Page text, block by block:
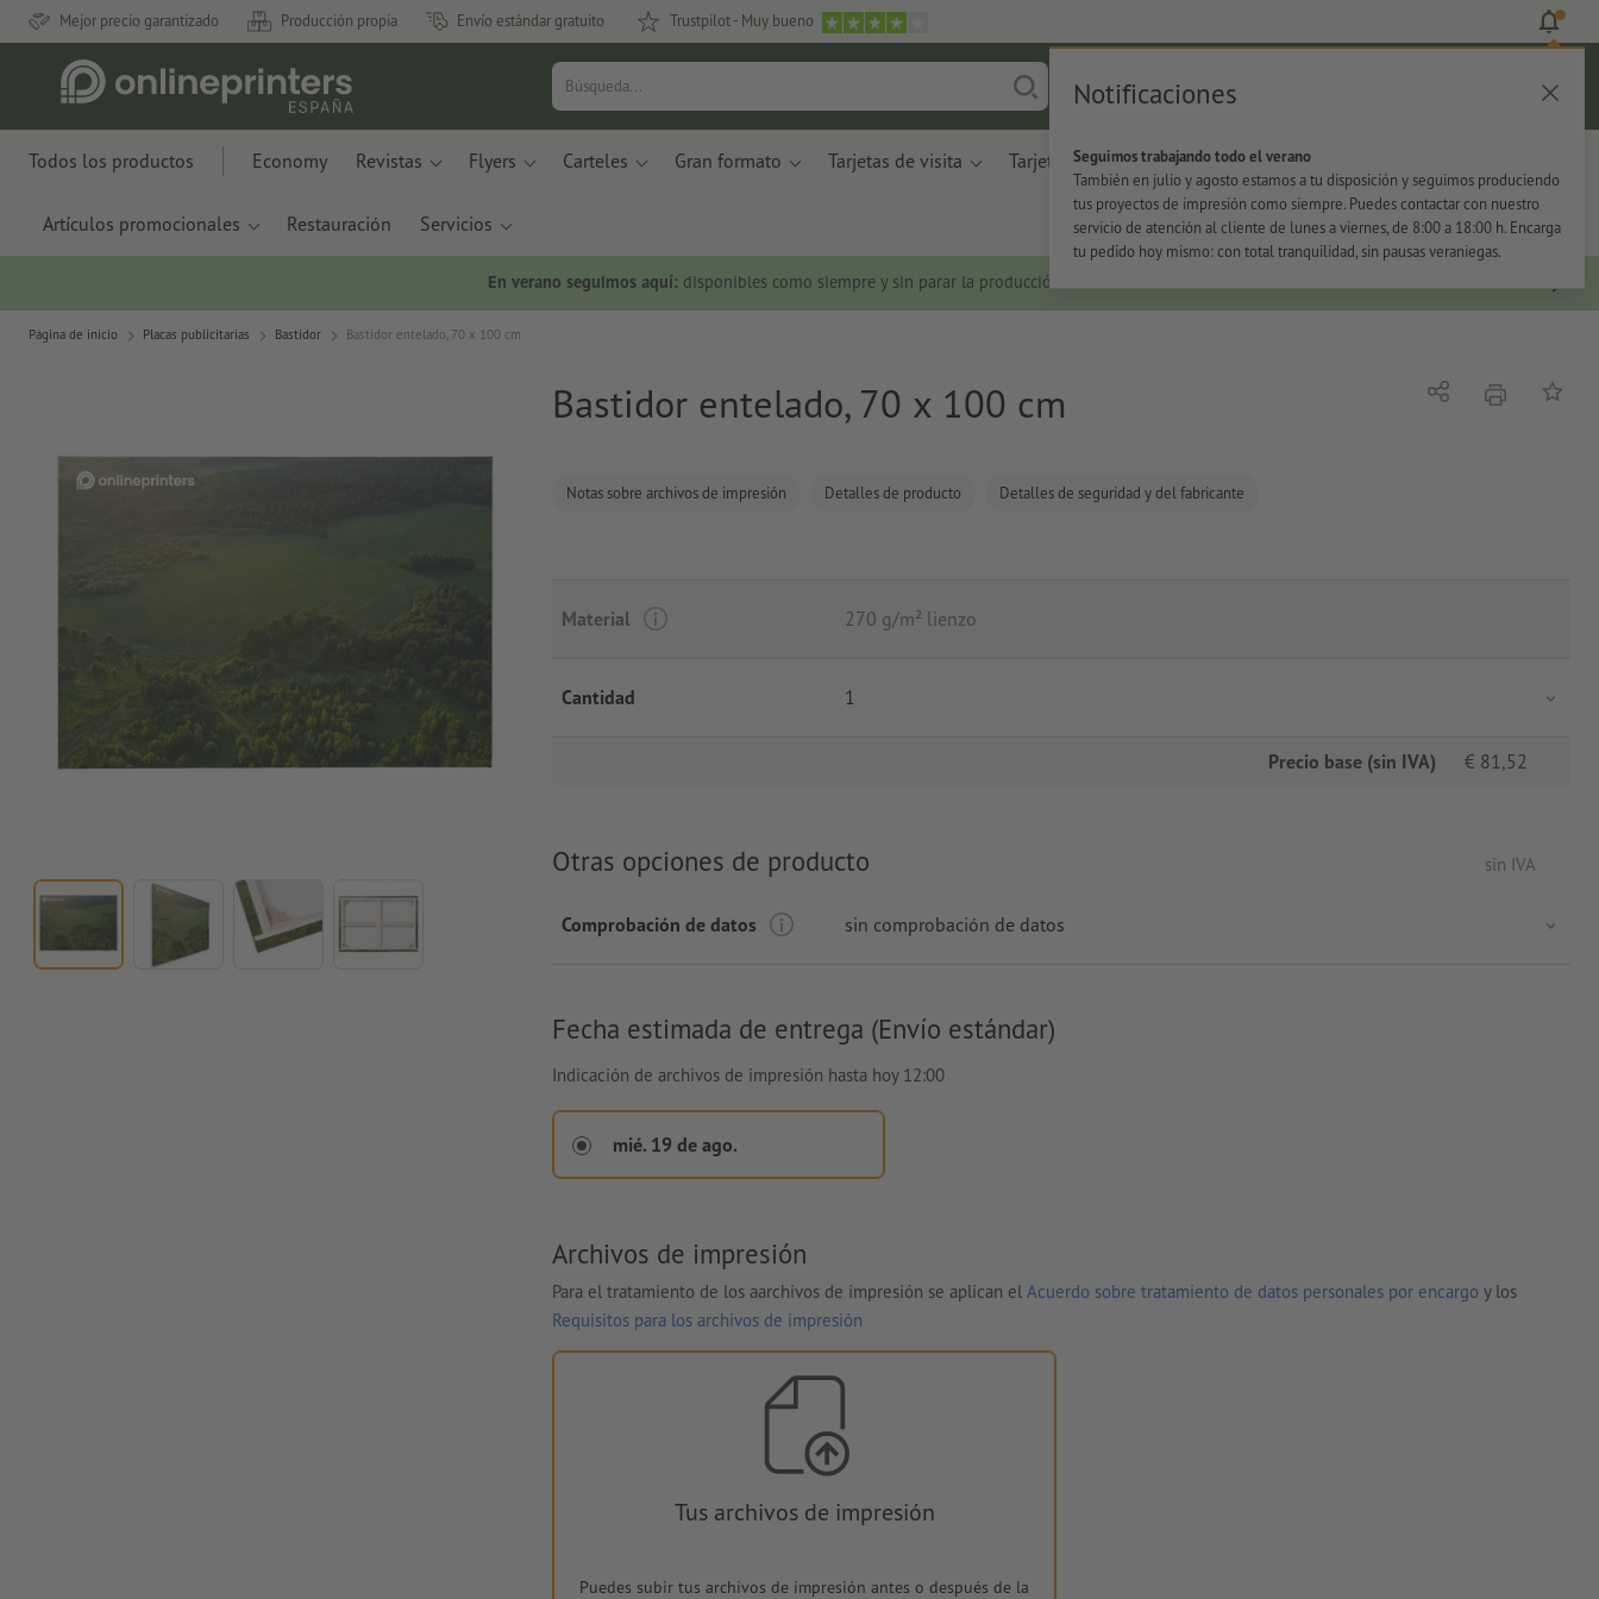
Mejor precio garantizado Producción propia Envío estándar gratuito Trustpilot - Muy bueno
Notificaciones
Seguimos trabajando todo el verano
También en julio y agosto estamos a tu disposición y seguimos produciendo
tus proyectos de impresión como siempre. Puedes contactar con nuestro
servicio de atención al cliente de lunes a viernes, de 8:00 a 18:00 h. Encarga
tu pedido hoy mismo: con total tranquilidad, sin pausas veraniegas.
Cesta
Todos los productos Economy Revistas Flyers Carteles Gran formato Tarjetas de visita Tarjetas Oficina Adhesivos
Artículos promocionales Restauración Servicios
En verano seguimos aquí: disponibles como siempre y sin parar la producción.
Página de inicio Placas publicitarias Bastidor Bastidor entelado, 70 x 100 cm
Bastidor entelado, 70 x 100 cm
Notas sobre archivos de impresión Detalles de producto Detalles de seguridad y del fabricante
CompartirimprimirAñadir
Material 270 g/m² lienzo
Cantidad 1
Precio base (sin IVA) € 81,52
Otras opciones de producto sin IVA
Comprobación de datos sin comprobación de datos
Fecha estimada de entrega (Envío estándar)
Indicación de archivos de impresión hasta hoy 12:00
mié. 19 de ago.
Archivos de impresión
Para el tratamiento de los aarchivos de impresión se aplican el Acuerdo sobre tratamiento de datos personales por encargo y los
Requisitos para los archivos de impresión
Tus archivos de impresión
Puedes subir tus archivos de impresión antes o después de la